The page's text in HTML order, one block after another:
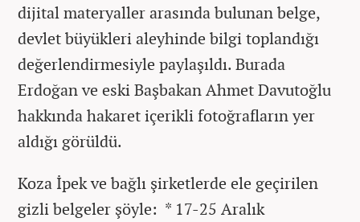
dijital materyaller arasında bulunan belge,
devlet büyükleri aleyhinde bilgi toplandığı
değerlendirmesiyle paylaşıldı. Burada
Erdoğan ve eski Başbakan Ahmet Davutoğlu
hakkında hakaret içerikli fotoğrafların yer
aldığı görüldü.
Koza İpek ve bağlı şirketlerde ele geçirilen
gizli belgeler şöyle: * 17-25 Aralık